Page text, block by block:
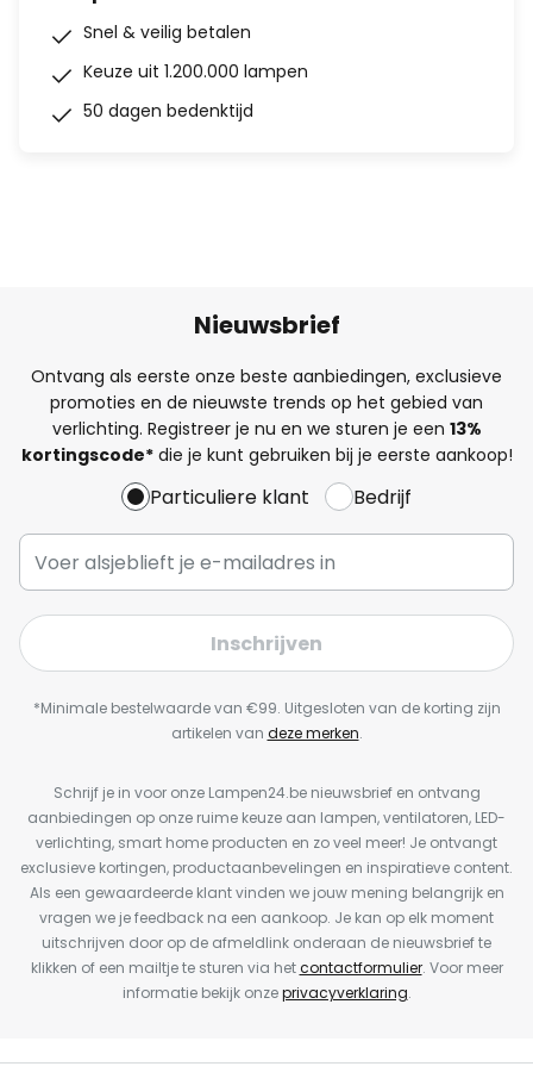
Snel & veilig betalen
Keuze uit 1.200.000 lampen
50 dagen bedenktijd
Nieuwsbrief
Ontvang als eerste onze beste aanbiedingen, exclusieve
promoties en de nieuwste trends op het gebied van
verlichting. Registreer je nu en we sturen je een 13%
kortingscode*die je kunt gebruiken bij je eerste aankoop!
Particuliere klant Bedrijf
Inschrijven
*Minimale bestelwaarde van €99. Uitgesloten van de korting zijn
artikelen van deze merken.
Schrijf je in voor onze Lampen24.be nieuwsbrief en ontvang
aanbiedingen op onze ruime keuze aan lampen, ventilatoren, LED-
verlichting, smart home producten en zo veel meer! Je ontvangt
exclusieve kortingen, productaanbevelingen en inspiratieve content.
Als een gewaardeerde klant vinden we jouw mening belangrijk en
vragen we je feedback na een aankoop. Je kan op elk moment
uitschrijven door op de afmeldlink onderaan de nieuwsbrief te
klikken of een mailtje te sturen via hetcontactformulier. Voor meer
informatie bekijk onzeprivacyverklaring.